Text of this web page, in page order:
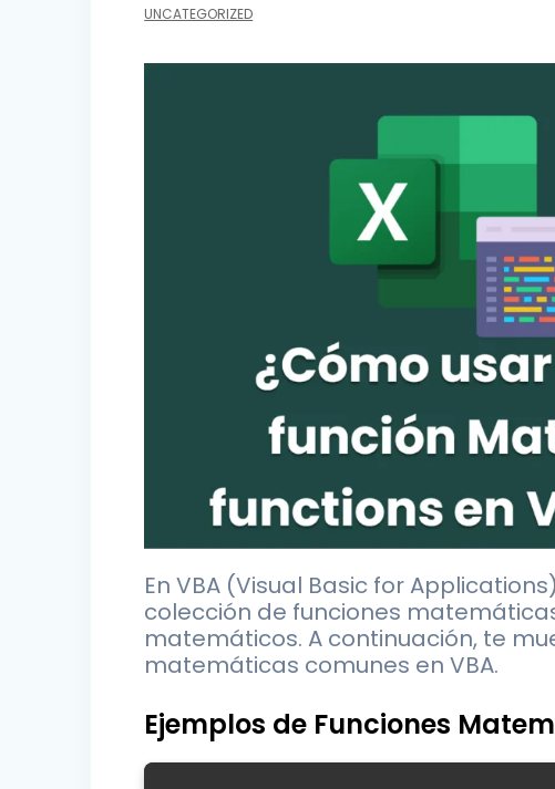
UNCATEGORIZED
En VBA (Visual Basic for
colección de funciones
matemáticos. A continuación, te
matemáticas comunes en VBA.
Ejemplos de Funciones